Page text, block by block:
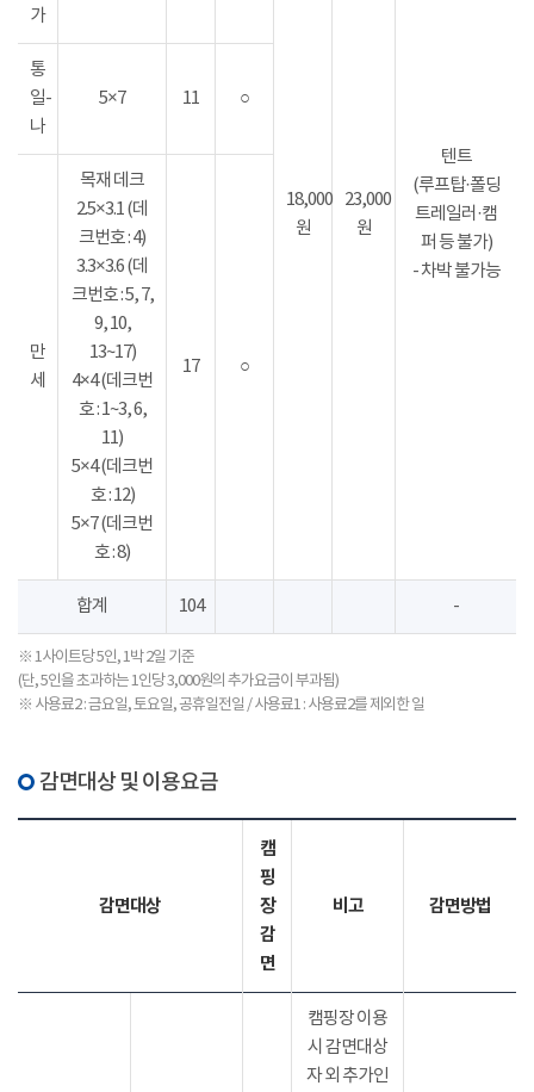
18,000
원
23,000
원
텐트
(루프탑·폴딩
트레일러·캠
퍼 등 불가)
- 차박 불가능
가
통
일-
나
5×7 11 ○
만
세
목재 데크
2.5×3.1 (데
크번호 : 4)
3.3×3.6 (데
크번호 : 5, 7,
9, 10,
13~17)
4×4 (데크번
호 : 1~3, 6,
11)
5×4 (데크번
호 : 12)
5×7 (데크번
호 : 8)
17 ○
합계 104 -
※ 1사이트당 5인, 1박 2일 기준
(단, 5인을 초과하는 1인당 3,000원의 추가요금이 부과됨)
※ 사용료2 : 금요일, 토요일, 공휴일전일 / 사용료1 : 사용료2를 제외한 일
감면대상 및 이용요금
감면대상
캠
핑
장
감
면
비고 감면방법
캠핑장 이용
시 감면대상
자 외 추가인